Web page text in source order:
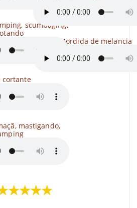
scumbaging,
cortante
mastigando,
Mordida de melancia